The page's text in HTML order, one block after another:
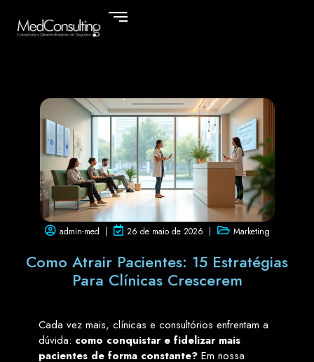
admin-med 26 de maio de 2026 Marketing
Como Atrair Pacientes: 15 Estratégias
Para Clínicas Crescerem
Cada vez mais, clínicas e consultórios enfrentam a
dúvida: como conquistar e fidelizar mais
pacientes de forma constante? Em nossa